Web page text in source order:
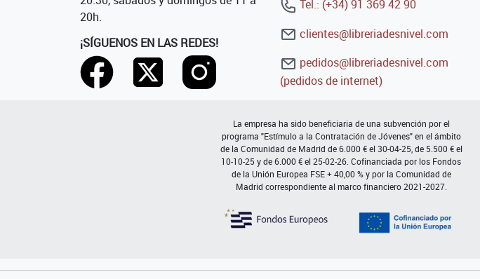
20h.
¡SÍGUENOS EN LAS REDES!
Tel.: (+34) 91 369 42 90
clientes@libreriadesnivel.com
pedidos@libreriadesnivel.com
(pedidos de internet)
La empresa ha sido beneficiaria de una subvención por el
programa "Estímulo a la Contratación de Jóvenes" en el ámbito
de la Comunidad de Madrid de 6.000 € el 30-04-25, de 5.500 € el
10-10-25 y de 6.000 € el 25-02-26. Cofinanciada por los Fondos
de la Unión Europea FSE + 40,00 % y por la Comunidad de
Madrid correspondiente al marco financiero 2021-2027.